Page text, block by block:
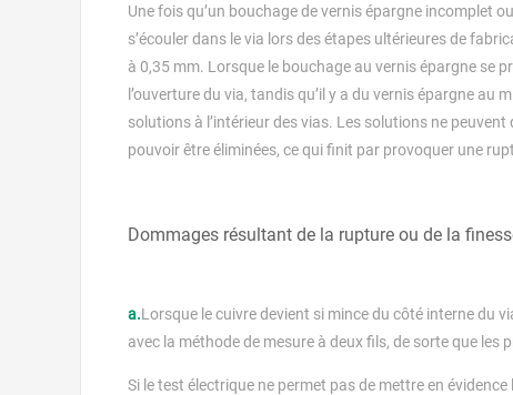
Une fois qu’un bouchage de vernis épargne incomplet
s’écouler dans le via lors des étapes ultérieures de
à 0,35 mm. Lorsque le bouchage au vernis épargne se
l’ouverture du via, tandis qu’il y a du vernis épargne au
solutions à l’intérieur des vias. Les solutions ne
pouvoir être éliminées, ce qui finit par provoquer une
Dommages résultant de la rupture ou de la
a.Lorsque le cuivre devient si mince du côté interne du
avec la méthode de mesure à deux fils, de sorte que
Si le test électrique ne permet pas de mettre en